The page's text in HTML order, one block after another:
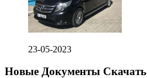
23-05-2023
Новые Документы Скачать